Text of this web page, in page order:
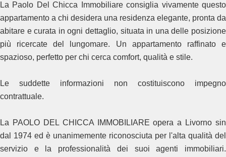
La Paolo Del Chicca Immobiliare consiglia vivamente questo
appartamento a chi desidera una residenza elegante, pronta da
abitare e curata in ogni dettaglio, situata in una delle posizione
più ricercate del lungomare. Un appartamento raffinato e
spazioso, perfetto per chi cerca comfort, qualità e stile.
Le suddette informazioni non costituiscono impegno
contrattuale.
La PAOLO DEL CHICCA IMMOBILIARE opera a Livorno sin
dal 1974 ed è unanimemente riconosciuta per l'alta qualità del
servizio e la professionalità dei suoi agenti immobiliari.